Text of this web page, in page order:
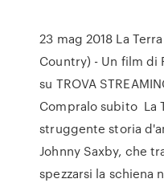
23 mag 2018 La
Country) - Un film di
su TROVA
Compralo subito La
struggente storia
Johnny Saxby, che
spezzarsi la schiena